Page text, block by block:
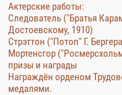
Актерские работы:
Следователь ("Братья
Достоевскому, 1910)
Стрэттон ("Потоп" Г.
Мортенсгор
призы и награды
Награждён орденом
медалями.